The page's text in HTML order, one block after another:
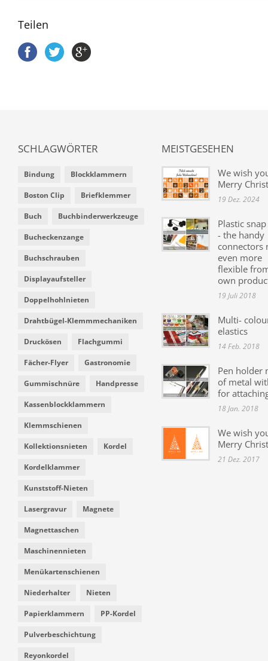
Teilen
SCHLAGWÖRTER
Bindung Blockklammern
Boston Clip Briefklemmer
Buch Buchbinderwerkzeuge
Bucheckenzange
Buchschrauben
Displayaufsteller
Doppelhohlnieten
Drahtbügel-Klemmmechaniken
Druckösen Flachgummi
Fächer-Flyer Gastronomie
Gummischnüre Handpresse
Kassenblockklammern
Klemmschienen
Kollektionsnieten Kordel
Kordelklammer
Kunststoff-Nieten
Lasergravur Magnete
Magnettaschen
Maschinennieten
Menükartenschienen
Niederhalter Nieten
Papierklammern PP-Kordel
Pulverbeschichtung
Reyonkordel
MEISTGESEHEN
We wish
Merry
19 Dez. 2024
Plastic
- the handy
connectors
even more
flexible
own
19 Juli 2018
Multi-
elastics
14 Feb. 2018
Pen holder
of metal
for
18 Jan. 2018
We wish
Merry
21 Dez. 2017